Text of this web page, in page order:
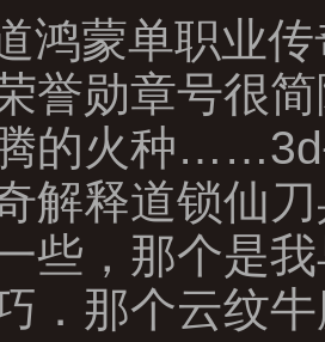
蒙单职业传
誉勋章号很
的火种……3d
解释道锁仙
些，那个是
．那个云纹